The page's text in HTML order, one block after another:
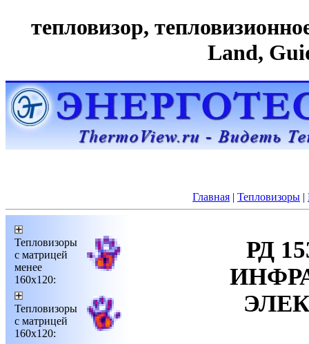
тепловизор,
Land,
Главная | Тепловизоры |
Тепловизоры
с матрицей
менее
160х120:
Тепловизоры
с матрицей
160х120:
РД